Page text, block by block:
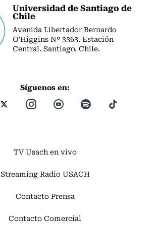
Universidad de Santiago de
Chile
Avenida Libertador Bernardo
O’Higgins Nº 3363. Estación
Central. Santiago. Chile.
Síguenos en:
TV Usach en vivo
Streaming Radio USACH
Contacto Prensa
Contacto Comercial